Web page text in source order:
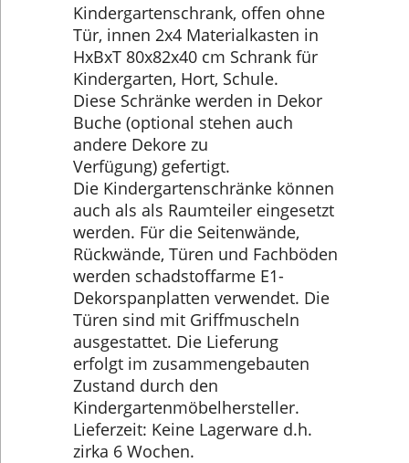
Kindergartenschrank, offen ohne
Tür, innen 2x4 Materialkasten in
HxBxT 80x82x40 cm Schrank für
Kindergarten, Hort, Schule.
Diese Schränke werden in Dekor
Buche (optional stehen auch
andere Dekore zu
Verfügung) gefertigt.
Die Kindergartenschränke können
auch als als Raumteiler eingesetzt
werden. Für die Seitenwände,
Rückwände, Türen und Fachböden
werden schadstoffarme E1-
Dekorspanplatten verwendet. Die
Türen sind mit Griffmuscheln
ausgestattet. Die Lieferung
erfolgt im zusammengebauten
Zustand durch den
Kindergartenmöbelhersteller.
Lieferzeit: Keine Lagerware d.h.
zirka 6 Wochen.